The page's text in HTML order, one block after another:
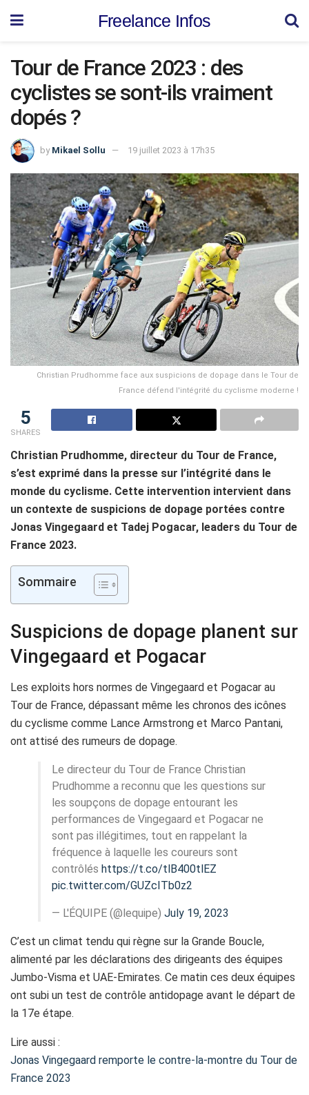
Freelance Infos
Tour de France 2023 : des
cyclistes se sont-ils vraiment
dopés ?
by Mikael Sollu 19 juillet 2023 à 17h35
Christian Prudhomme face aux suspicions de dopage dans le Tour de
France défend l'intégrité du cyclisme moderne !
5
SHARES
Christian Prudhomme, directeur du Tour de France,
s’est exprimé dans la presse sur l’intégrité dans le
monde du cyclisme. Cette intervention intervient dans
un contexte de suspicions de dopage portées contre
Jonas Vingegaard et Tadej Pogacar, leaders du Tour de
France 2023.
Sommaire
Suspicions de dopage planent sur
Vingegaard et Pogacar
Les exploits hors normes de Vingegaard et Pogacar au
Tour de France, dépassant même les chronos des icônes
du cyclisme comme Lance Armstrong et Marco Pantani,
ont attisé des rumeurs de dopage.
Le directeur du Tour de France Christian
Prudhomme a reconnu que les questions sur
les soupçons de dopage entourant les
performances de Vingegaard et Pogacar ne
sont pas illégitimes, tout en rappelant la
fréquence à laquelle les coureurs sont
contrôlés https://t.co/tlB400tlEZ
pic.twitter.com/GUZcITb0z2
— L'ÉQUIPE (@lequipe) July 19, 2023
C’est un climat tendu qui règne sur la Grande Boucle,
alimenté par les déclarations des dirigeants des équipes
Jumbo-Visma et UAE-Emirates. Ce matin ces deux équipes
ont subi un test de contrôle antidopage avant le départ de
la 17e étape.
Lire aussi :
Jonas Vingegaard remporte le contre-la-montre du Tour de
France 2023